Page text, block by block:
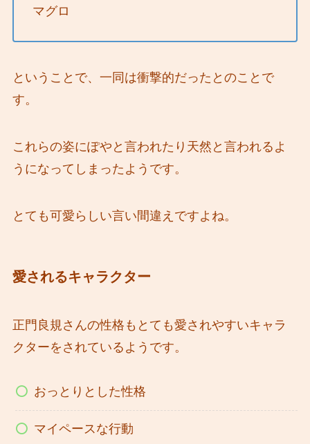
マグロ
ということで、一同は衝撃的だったとのことで
す。
これらの姿にぽやと言われたり天然と言われるよ
うになってしまったようです。
とても可愛らしい言い間違えですよね。
愛されるキャラクター
正門良規さんの性格もとても愛されやすいキャラ
クターをされているようです。
おっとりとした性格
マイペースな行動